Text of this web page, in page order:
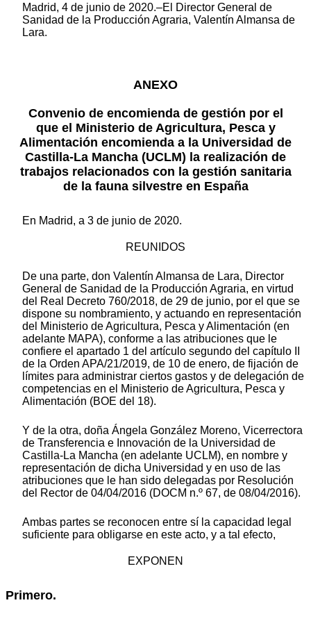
Madrid, 4 de junio de 2020.–El Director General de
Sanidad de la Producción Agraria, Valentín Almansa de
Lara.
ANEXO
Convenio de encomienda de gestión por el
que el Ministerio de Agricultura, Pesca y
Alimentación encomienda a la Universidad de
Castilla-La Mancha (UCLM) la realización de
trabajos relacionados con la gestión sanitaria
de la fauna silvestre en España
En Madrid, a 3 de junio de 2020.
REUNIDOS
De una parte, don Valentín Almansa de Lara, Director
General de Sanidad de la Producción Agraria, en virtud
del Real Decreto 760/2018, de 29 de junio, por el que se
dispone su nombramiento, y actuando en representación
del Ministerio de Agricultura, Pesca y Alimentación (en
adelante MAPA), conforme a las atribuciones que le
confiere el apartado 1 del artículo segundo del capítulo II
de la Orden APA/21/2019, de 10 de enero, de fijación de
límites para administrar ciertos gastos y de delegación de
competencias en el Ministerio de Agricultura, Pesca y
Alimentación (BOE del 18).
Y de la otra, doña Ángela González Moreno, Vicerrectora
de Transferencia e Innovación de la Universidad de
Castilla-La Mancha (en adelante UCLM), en nombre y
representación de dicha Universidad y en uso de las
atribuciones que le han sido delegadas por Resolución
del Rector de 04/04/2016 (DOCM n.º 67, de 08/04/2016).
Ambas partes se reconocen entre sí la capacidad legal
suficiente para obligarse en este acto, y a tal efecto,
EXPONEN
Primero.